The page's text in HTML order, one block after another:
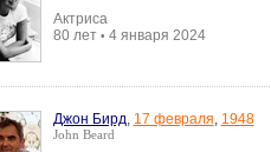
Актриса
80 лет • 4 января 2024
Джон Бирд, 17 февраля, 1948
John Beard